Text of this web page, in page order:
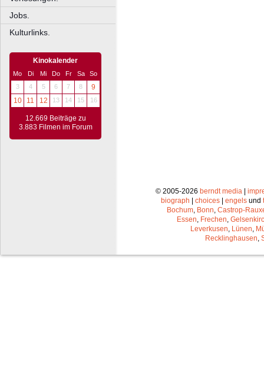
Jobs.
Kulturlinks.
Kinokalender
Mo Di Mi Do Fr Sa
So
3
4 5 6 7 8
9
10
11 12 13 14 15 16
12.669 Beiträge zu
3.883 Filmen im Forum
© 2005-2026 berndt media|
biograph
choices engels und
Bochum, Bonn, Castrop-
Essen, Frechen,
Leverkusen, Lünen,
Recklinghausen,